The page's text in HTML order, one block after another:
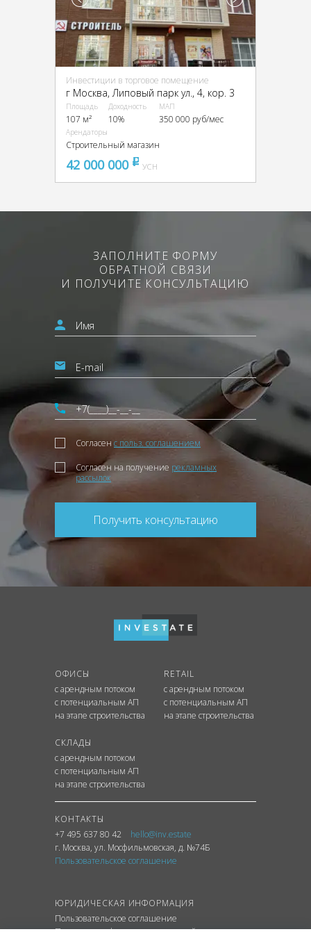
Инвестиции в торговое помещение
г Москва, Липовый парк ул., 4, кор. 3
Площадь
107 м²
Доходность
10%
МАП
350 000 руб/мес
Арендаторы
Строительный магазин
42 000 000 pуб
УСН
ЗАПОЛНИТЕ ФОРМУ
ОБРАТНОЙ СВЯЗИ
И ПОЛУЧИТЕ КОНСУЛЬТАЦИЮ
Согласен с польз. соглашением
Согласен на получение рекламных
рассылок
Получить консультацию
ОФИСЫ
с арендным потоком
с потенциальным АП
на этапе строительства
RETAIL
с арендным потоком
с потенциальным АП
на этапе строительства
СКЛАДЫ
с арендным потоком
с потенциальным АП
на этапе строительства
КОНТАКТЫ
+7 495 637 80 42
hello@inv.estate
г. Москва, ул. Мосфильмовская, д. №74Б
Пользовательское соглашение
ЮРИДИЧЕСКАЯ ИНФОРМАЦИЯ
Пользовательское соглашение
Политика конфиденциальности сайта